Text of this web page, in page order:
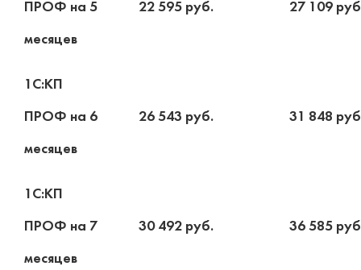
ПРОФ на 5
месяцев
22 595 руб. 27 109
1С:КП
ПРОФ на 6
месяцев
26 543 руб. 31 848
1С:КП
ПРОФ на 7
месяцев
30 492 руб. 36 585